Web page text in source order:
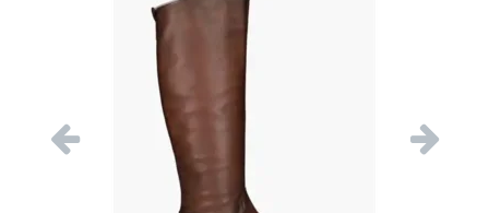
Vorige